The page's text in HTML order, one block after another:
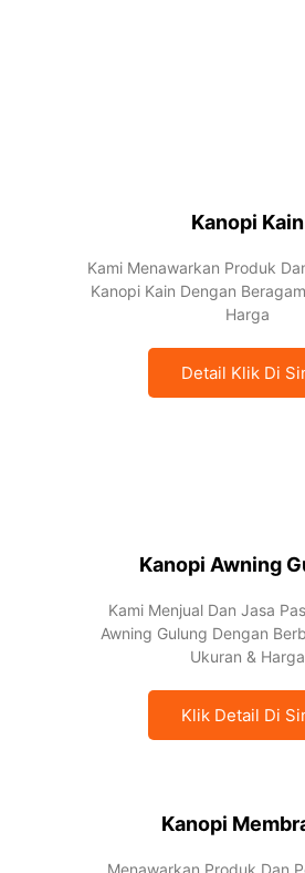
Kanopi Kain
Kami Menawarkan Produk
Kanopi Kain Dengan
Harga
Detail Klik Di
Kanopi Awning
Kami Menjual Dan Jasa
Awning Gulung Dengan
Ukuran & Harga
Klik Detail Di
Kanopi
Menawarkan Produk Dan